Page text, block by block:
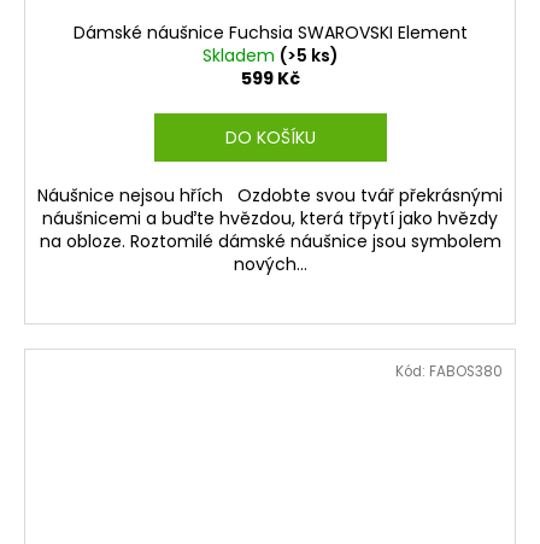
Dámské náušnice Fuchsia SWAROVSKI Element
Skladem (>5 ks)
599 Kč
DO KOŠÍKU
Náušnice nejsou hřích Ozdobte svou tvář překrásnými
náušnicemi a buďte hvězdou, která třpytí jako hvězdy
na obloze. Roztomilé dámské náušnice jsou symbolem
nových...
Kód: FABOS380